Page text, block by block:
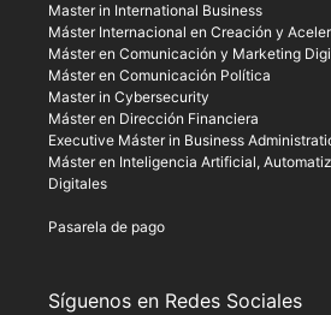
Master in International Business
Máster Internacional en Creación y
Máster en Comunicación y Marketing
Máster en Comunicación Política
Master in Cybersecurity
Máster en Dirección Financiera
Executive Máster in Business
Máster en Inteligencia Artificial,
Digitales
Pasarela de pago
Síguenos en Redes Sociales